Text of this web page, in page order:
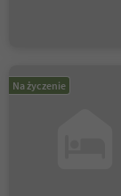
Na życzenie